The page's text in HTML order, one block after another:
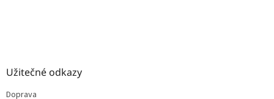
Užitečné odkazy
Doprava